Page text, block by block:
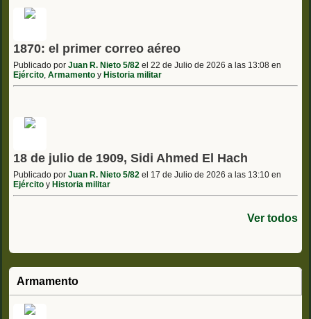
1870: el primer correo aéreo
Publicado por Juan R. Nieto 5/82 el 22 de Julio de 2026 a las 13:08 en
Ejército Armamento y Historia militar
18 de julio de 1909, Sidi Ahmed El Hach
Publicado por Juan R. Nieto 5/82 el 17 de Julio de 2026 a las 13:10 en
Ejército y Historia militar
Ver todos
Armamento